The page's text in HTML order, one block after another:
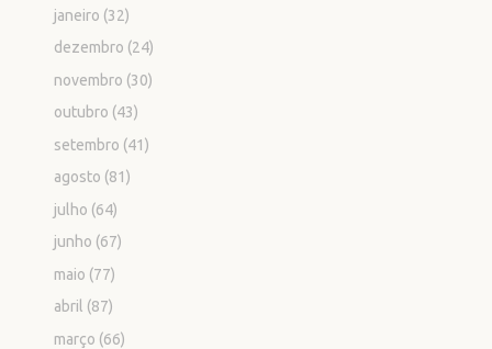
janeiro (32)
dezembro (24)
novembro (30)
outubro (43)
setembro (41)
agosto (81)
julho (64)
junho (67)
maio (77)
abril (87)
março (66)